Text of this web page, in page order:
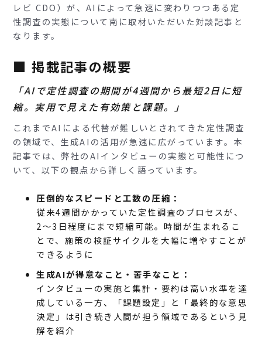
レビ CDO）が、AIによって急速に変わりつつある定
性調査の実態について南に取材いただいた対談記事と
なります。
■ 掲載記事の概要
「AIで定性調査の期間が4週間から最短2日に短
縮。実用で見えた有効策と課題。」
これまでAIによる代替が難しいとされてきた定性調査
の領域で、生成AIの活用が急速に広がっています。本
記事では、弊社のAIインタビューの実態と可能性につ
いて、以下の観点から詳しく語っています。
圧倒的なスピードと工数の圧縮：
従来4週間かかっていた定性調査のプロセスが、
2〜3日程度にまで短縮可能。時間が生まれるこ
とで、施策の検証サイクルを大幅に増やすことが
できるように
生成AIが得意なこと・苦手なこと：
インタビューの実施と集計・要約は高い水準を達
成している一方、「課題設定」と「最終的な意思
決定」は引き続き人間が担う領域であるという見
解を紹介